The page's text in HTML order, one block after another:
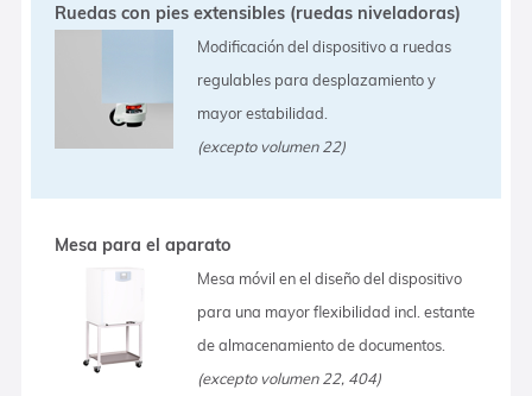
Ruedas con pies extensibles (ruedas niveladoras)
Modificación del dispositivo a ruedas
regulables para desplazamiento y
mayor estabilidad.
(excepto volumen 22)
Mesa para el aparato
Mesa móvil en el diseño del dispositivo
para una mayor flexibilidad incl. estante
de almacenamiento de documentos.
(excepto volumen 22, 404)